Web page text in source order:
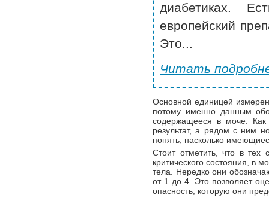
диабетиках.
европейский
Это...
Читать
Основной единицей
потому именно данным
содержащееся в моче. Как
результат, а рядом с ним
понять, насколько
Стоит отметить, что в тех
критического состояния, в
тела. Нередко они
от 1 до 4. Это позволяет
опасность, которую они